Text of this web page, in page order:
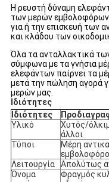
Η ρευστή δύναμη
των μερών εμβολοφόρων
για ή την επισκευή των
και κλάδου των
Όλα τα ανταλλακτικά
σύμφωνα με τα γνήσια
ελεφάντων παίρνει τα
μετά την πώληση αγορά
μερών μας.
Ιδιότητες
Ιδιότητες
Υλικό
Χυτός/
άλλοι
Τύποι
Μέρη
Λειτουργία
Απολύτως
Όνομα
Φραγμός